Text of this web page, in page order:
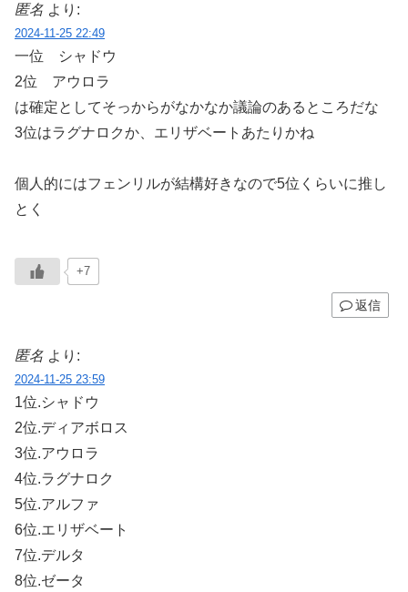
匿名 より:
2024-11-25 22:49
一位 シャドウ
2位 アウロラ
は確定としてそっからがなかなか議論のあるところだな
3位はラグナロクか、エリザベートあたりかね
個人的にはフェンリルが結構好きなので5位くらいに推し
とく
+7
返信
匿名 より:
2024-11-25 23:59
1位.シャドウ
2位.ディアボロス
3位.アウロラ
4位.ラグナロク
5位.アルファ
6位.エリザベート
7位.デルタ
8位.ゼータ